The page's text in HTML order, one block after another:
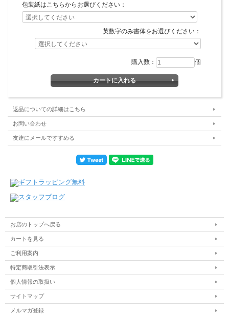
包装紙はこちらからお選びください：
英数字のみ書体をお選びください：
購入数： 個
返品についての詳細はこちら
お問い合わせ
友達にメールですすめる
お店のトップへ戻る
カートを見る
ご利用案内
特定商取引法表示
個人情報の取扱い
サイトマップ
メルマガ登録